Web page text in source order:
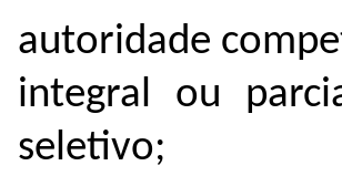
autoridade
integral ou
seletivo;